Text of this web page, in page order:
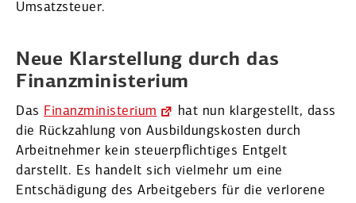
Umsatz­steuer.
Neue Klarstellung durch das
Finanz­mi­nis­terium
Das Finanz­mi­nis­terium
hat nun klarge­stellt, dass
die Rückzahlung von Ausbil­dungs­kosten durch
Arbeit­nehmer kein steuer­pflich­tiges Entgelt
darstellt. Es handelt sich vielmehr um eine
Entschä­digung des Arbeit­gebers für die verlorene